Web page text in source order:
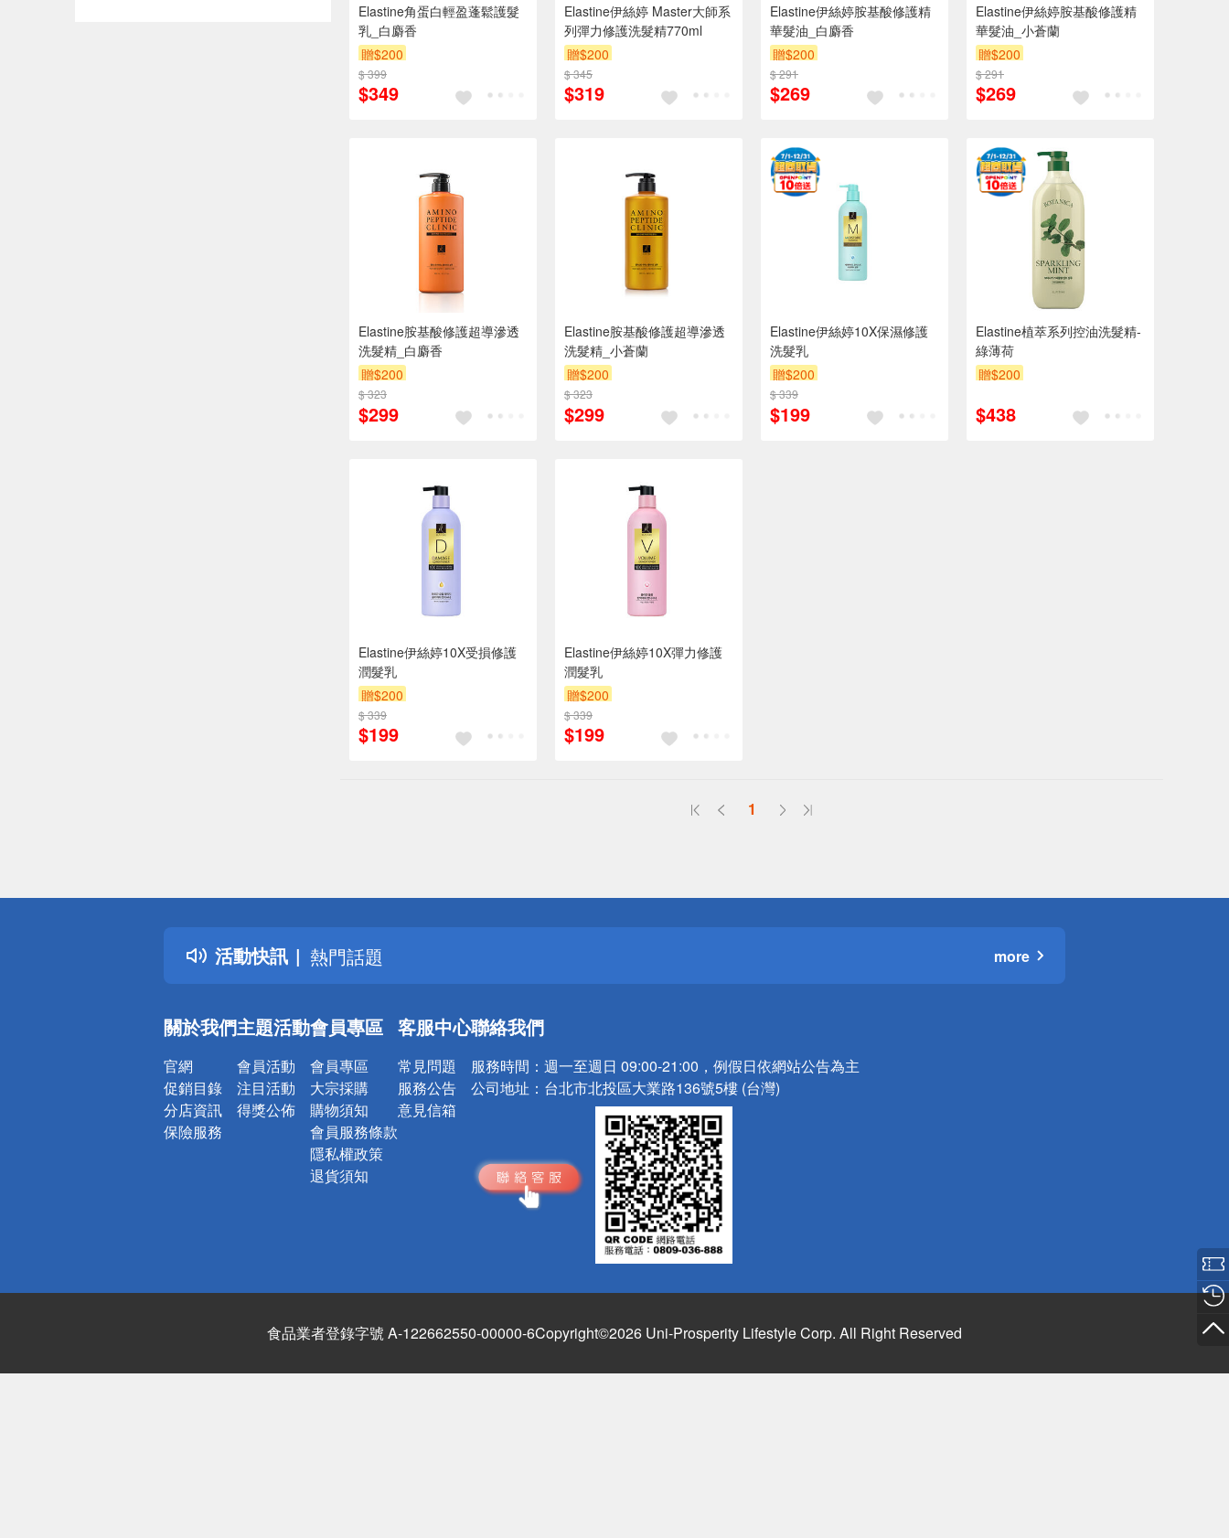
Elastine角蛋白輕盈蓬鬆護髮
乳_白麝香
贈$200
$ 399
$349
Elastine伊絲婷 Master大師系
列彈力修護洗髮精770ml
贈$200
$ 345
$319
Elastine伊絲婷胺基酸修護精
華髮油_白麝香
贈$200
$ 291
$269
Elastine伊絲婷胺基酸修護精
華髮油_小蒼蘭
贈$200
$ 291
$269
Elastine胺基酸修護超導滲透
洗髮精_白麝香
贈$200
$ 323
$299
Elastine胺基酸修護超導滲透
洗髮精_小蒼蘭
贈$200
$ 323
$299
Elastine伊絲婷10X保濕修護
洗髮乳
贈$200
$ 339
$199
Elastine植萃系列控油洗髮精-
綠薄荷
贈$200
$438
Elastine伊絲婷10X受損修護
潤髮乳
贈$200
$ 339
$199
Elastine伊絲婷10X彈力修護
潤髮乳
贈$200
$ 339
$199
1
活動快訊
詐騙網頁！請小心！
得獎公告
熱門話題
銀行優惠
詐騙網頁！請小心！
more
關於我們
官網
促銷目錄
分店資訊
保險服務
主題活動
會員活動
注目活動
得獎公佈
會員專區
會員專區
大宗採購
購物須知
會員服務條款
隱私權政策
退貨須知
客服中心
常見問題
服務公告
意見信箱
聯絡我們
服務時間： 週一至週日 09:00-21:00，例假日依網站公告為主
公司地址： 台北市北投區大業路136號5樓 (台灣)
食品業者登錄字號 A-122662550-00000-6Copyright©2026 Uni-Prosperity Lifestyle Corp. All Right Reserved